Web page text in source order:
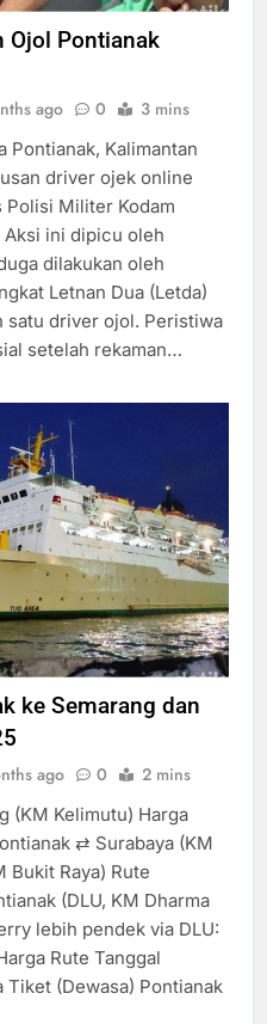
Ojol Pontianak
ago 0 3 mins
Pontianak, Kalimantan
driver ojek online
Polisi Militer Kodam
Aksi ini dipicu oleh
dilakukan oleh
Letnan Dua (Letda)
satu driver ojol. Peristiwa
setelah rekaman…
ke Semarang dan
ago 0 2 mins
(KM Kelimutu) Harga
⇄ Surabaya (KM
Bukit Raya) Rute
(DLU, KM Dharma
lebih pendek via DLU:
Rute Tanggal
Tiket (Dewasa) Pontianak